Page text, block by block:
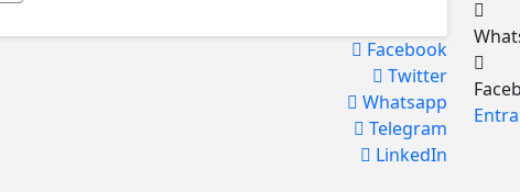
Facebook
Twitter
Whatsapp
Telegram
LinkedIn